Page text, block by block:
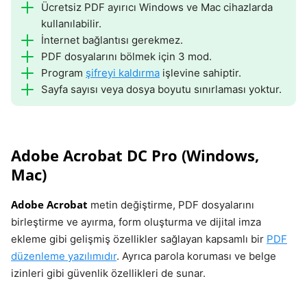
Ücretsiz PDF ayırıcı Windows ve Mac cihazlarda
kullanılabilir.
İnternet bağlantısı gerekmez.
PDF dosyalarını bölmek için 3 mod.
Program şifreyi kaldırma işlevine sahiptir.
Sayfa sayısı veya dosya boyutu sınırlaması yoktur.
Adobe Acrobat DC Pro (Windows,
Mac)
Adobe Acrobat metin değiştirme, PDF dosyalarını
birleştirme ve ayırma, form oluşturma ve dijital imza
ekleme gibi gelişmiş özellikler sağlayan kapsamlı bir PDF
düzenleme yazılımıdır. Ayrıca parola koruması ve belge
izinleri gibi güvenlik özellikleri de sunar.